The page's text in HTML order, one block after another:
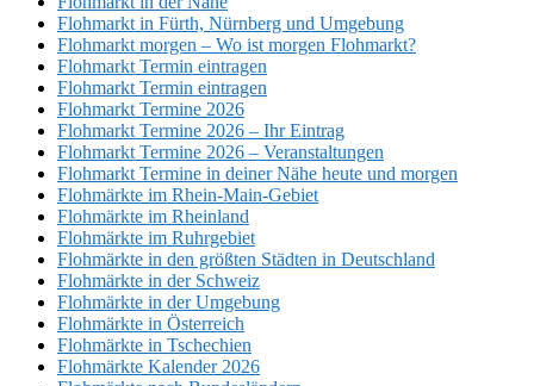
Flohmarkt in Fürth, Nürnberg und Umgebung
Flohmarkt morgen – Wo ist morgen Flohmarkt?
Flohmarkt Termin eintragen
Flohmarkt Termin eintragen
Flohmarkt Termine 2026
Flohmarkt Termine 2026 – Ihr Eintrag
Flohmarkt Termine 2026 – Veranstaltungen
Flohmarkt Termine in deiner Nähe heute und morgen
Flohmärkte im Rhein-Main-Gebiet
Flohmärkte im Rheinland
Flohmärkte im Ruhrgebiet
Flohmärkte in den größten Städten in Deutschland
Flohmärkte in der Schweiz
Flohmärkte in der Umgebung
Flohmärkte in Österreich
Flohmärkte in Tschechien
Flohmärkte Kalender 2026